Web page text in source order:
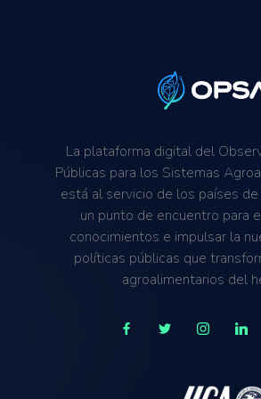
La plataforma digital del
Públicas para los Sistemas
está al servicio de los países
un punto de encuentro para
conocimientos e impulsar la
políticas públicas que
agroalimentarios del